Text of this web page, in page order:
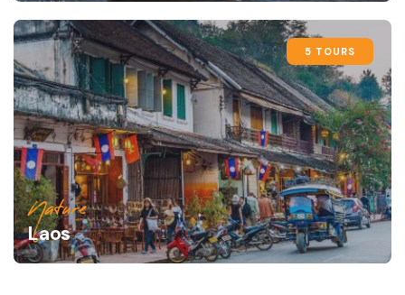
5 TOURS
Nature
Laos